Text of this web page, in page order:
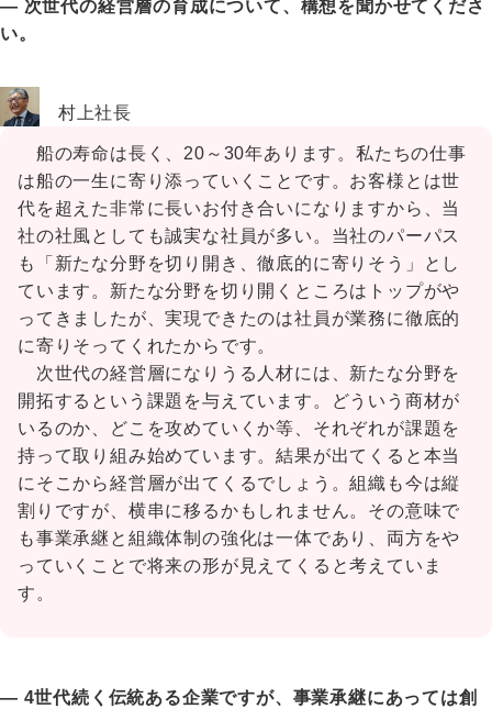
― 次世代の経営層の育成について、構想を聞かせてくださ
い。
村上社長
船の寿命は長く、20～30年あります。私たちの仕事
は船の一生に寄り添っていくことです。お客様とは世
代を超えた非常に長いお付き合いになりますから、当
社の社風としても誠実な社員が多い。当社のパーパス
も「新たな分野を切り開き、徹底的に寄りそう」とし
ています。新たな分野を切り開くところはトップがや
ってきましたが、実現できたのは社員が業務に徹底的
に寄りそってくれたからです。
次世代の経営層になりうる人材には、新たな分野を
開拓するという課題を与えています。どういう商材が
いるのか、どこを攻めていくか等、それぞれが課題を
持って取り組み始めています。結果が出てくると本当
にそこから経営層が出てくるでしょう。組織も今は縦
割りですが、横串に移るかもしれません。その意味で
も事業承継と組織体制の強化は一体であり、両方をや
っていくことで将来の形が見えてくると考えていま
す。
― 4世代続く伝統ある企業ですが、事業承継にあっては創